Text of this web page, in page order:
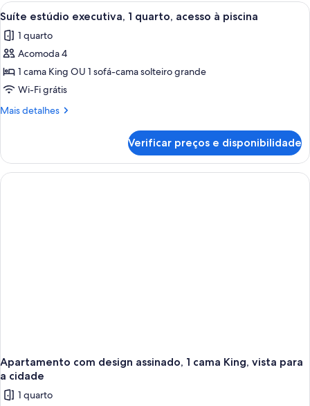
quarto,
piscina
Carrega
todas
as
fotos
de
Suíte
estúdio
quarto,
acesso
à
Roupas de cama premium, edredons
9
Suíte estúdio executiva, 1 quarto, acesso à piscina
1 quarto
Acomoda 4
1 cama King OU 1 sofá-cama solteiro grande
Wi-Fi grátis
Mais detalhes
Mais
estúdio
executiva,
1
Verificar preços e disponibilidade
Apartamento com design assinado, 1 cama King, vista para
a cidade
1 quarto